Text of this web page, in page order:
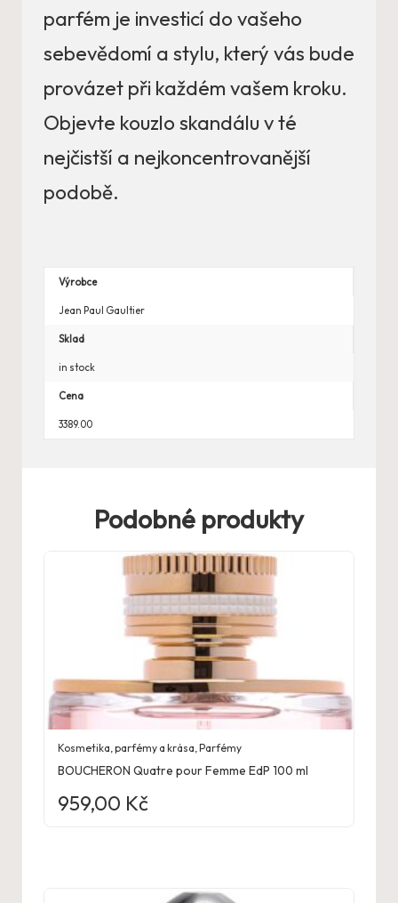
parfém je investicí do vašeho
sebevědomí a stylu, který vás bude
provázet při každém vašem kroku.
Objevte kouzlo skandálu v té
nejčistší a nejkoncentrovanější
podobě.
Výrobce
Jean Paul Gaultier
Sklad
in stock
Cena
3389.00
Podobné produkty
Kosmetika, parfémy a krása ,Parfémy
BOUCHERON Quatre pour Femme EdP 100 ml
959,00 Kč